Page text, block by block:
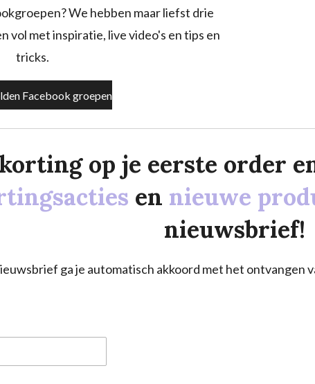
o
k
r
a
k We hebben maar liefst drie
vol met inspiratie, live video's en tips en
tricks.
Facebook groepen
op je eerste order
en nieuwe
nieuwsbrief!
ga je automatisch akkoord met het ontvangen